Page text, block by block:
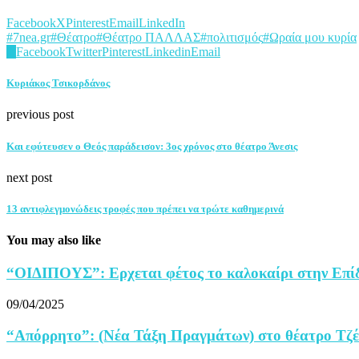
FacebookXPinterestEmailLinkedIn
#7nea.gr#Θέατρο#Θέατρο ΠΑΛΛΑΣ#πολιτισμός#Ωραία μου κυρία
FacebookTwitterPinterestLinkedinEmail
Κυριάκος Τσικορδάνος
previous post
Και εφύτευσεν ο Θεός παράδεισον: 3ος χρόνος στο θέατρο Άνεσις
next post
13 αντιφλεγμονώδεις τροφές που πρέπει να τρώτε καθημερινά
You may also like
“ΟΙΔΙΠΟΥΣ”: Ερχεται φέτος το καλοκαίρι στην
09/04/2025
“Aπόρρητο”: (Νέα Τάξη Πραγμάτων) στο θέατρο